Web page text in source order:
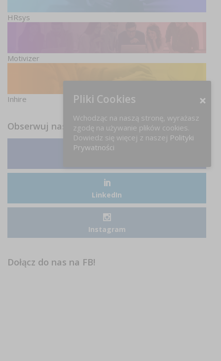
HRsys
Motivizer
Inhire
Obserwuj nas
LinkedIn
Instagram
Dołącz do nas na FB!
Pliki Cookies
Wchodząc na naszą stronę, wyrażasz
zgodę na używanie plików cookies.
Dowiedz się więcej z naszej Polityki
Prywatności